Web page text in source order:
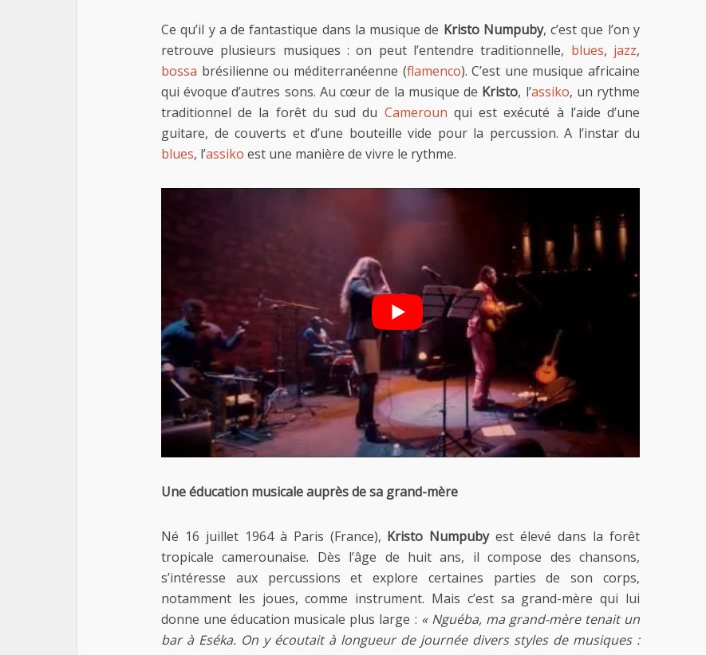
Ce qu’il y a de fantastique dans la musique de Kristo Numpuby, c’est que l’on y
retrouve plusieurs musiques : on peut l’entendre traditionnelle, blues, jazz,
bossa brésilienne ou méditerranéenne (flamenco). C’est une musique africaine
qui évoque d’autres sons. Au cœur de la musique de Kristo, l’assiko, un rythme
traditionnel de la forêt du sud du Cameroun qui est exécuté à l’aide d’une
guitare, de couverts et d’une bouteille vide pour la percussion. A l’instar du
blues, l’assiko est une manière de vivre le rythme.
Une éducation musicale auprès de sa grand-mère
Né 16 juillet 1964 à Paris (France), Kristo Numpubyest élevé dans la forêt
tropicale camerounaise. Dès l’âge de huit ans, il compose des chansons,
s’intéresse aux percussions et explore certaines parties de son corps,
notamment les joues, comme instrument. Mais c’est sa grand-mère qui lui
donne une éducation musicale plus large : « Nguéba, ma grand-mère tenait un
bar à Eséka. On y écoutait à longueur de journée divers styles de musiques :